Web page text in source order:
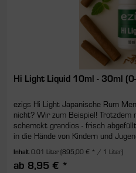
Hi Light Liquid 10ml - 30ml
ezigs Hi Light Japanische Rum
nicht? Wir zum Beispiel! Trotzdem
schemckt grandios - frisch
in die Hände von Kindern und
Inhalt0.01 Liter(895,00 € * / 1 Liter)
ab 8,95 € *